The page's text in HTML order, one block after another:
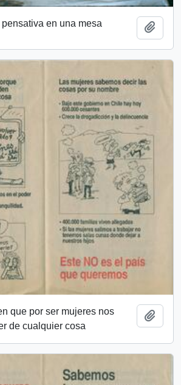
en una mesa
que por ser mujeres nos
de cualquier cosa